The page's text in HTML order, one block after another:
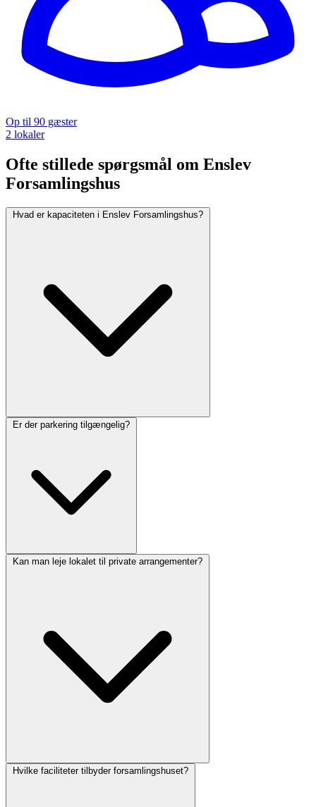
Op til 90 gæster
2 lokaler
Ofte stillede spørgsmål om Enslev
Forsamlingshus
Hvad er kapaciteten i Enslev Forsamlingshus?
Er der parkering tilgængelig?
Kan man leje lokalet til private arrangementer?
Hvilke faciliteter tilbyder forsamlingshuset?